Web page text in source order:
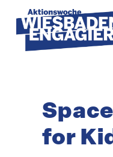
content
for